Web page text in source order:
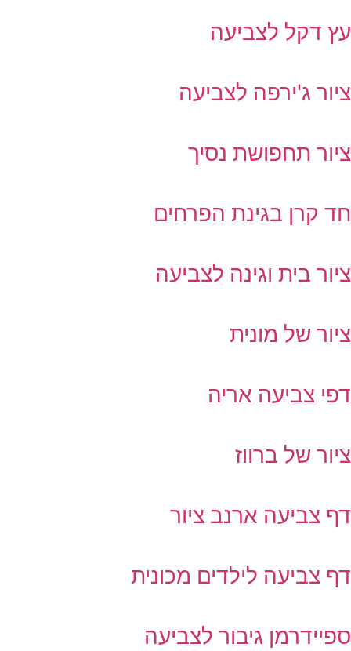
דקל לצביעה
ג'ירפה לצביעה
תחפושת נסיך
קרן בגינת הפרחים
בית וגינה לצביעה
של מונית
צביעה אריה
של ברווז
צביעה ארנב ציור
צביעה לילדים מכונית
גיבור לצביעה